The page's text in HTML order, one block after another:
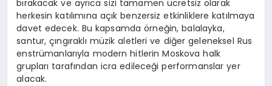
bırakacak ve ayrıca sizi tamamen ücretsiz olarak
herkesin katılımına açık benzersiz etkinliklere katılmaya
davet edecek. Bu kapsamda örneğin, balalayka,
santur, çıngıraklı müzik aletleri ve diğer geleneksel Rus
enstrümanlarıyla modern hitlerin Moskova halk
grupları tarafından icra edileceği performanslar yer
alacak.